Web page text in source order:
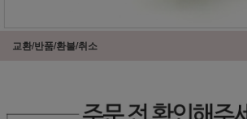
교환/반품/환불/취소